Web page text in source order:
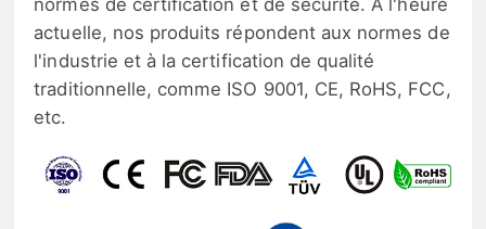
normes de certification et de sécurité. À l'heure
actuelle, nos produits répondent aux normes de
l'industrie et à la certification de qualité
traditionnelle, comme ISO 9001, CE, RoHS, FCC,
etc.